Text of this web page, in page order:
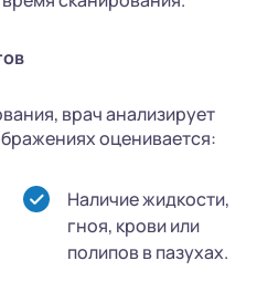
врач анализирует
оценивается:
Наличие жидкости,
гноя, крови или
полипов в пазухах.